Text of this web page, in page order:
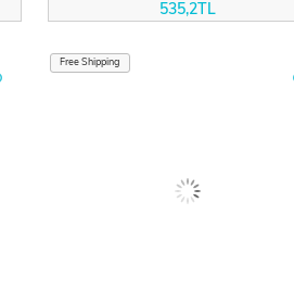
535,2TL
Free Shipping